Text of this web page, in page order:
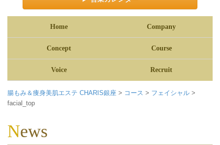
Home Company
Concept Course
Voice Recruit
腸もみ＆痩身美肌エステ CHARIS銀座 > コース > フェイシャル >
facial_top
News